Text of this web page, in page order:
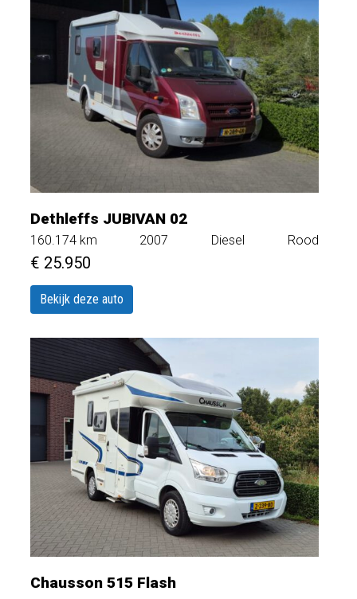
Dethleffs JUBIVAN 02
160.174km 2007 Diesel Rood
€ 25.950
Bekijk deze auto
Chausson 515 Flash